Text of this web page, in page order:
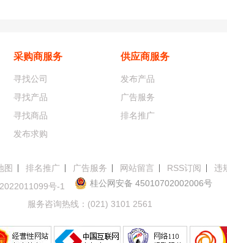
采购商服务
寻找公司
寻找产品
寻找商品
发布求购
供应商服务
发布产品
广告服务
排名推广
图 排名推广 广告服务 网站留言 RSS订阅
违
号-1
桂公网安备 45010702002006号
服务咨询热线：(021) 3101 2561